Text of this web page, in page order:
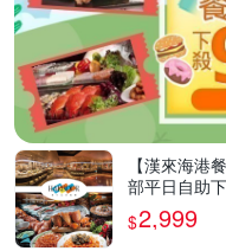
【漢來海港
部平日自助
券4張
$2,999